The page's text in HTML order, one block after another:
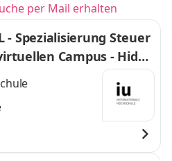
per Mail erhalten
- Spezialisierung Steuer
Campus - Hidde
mbH